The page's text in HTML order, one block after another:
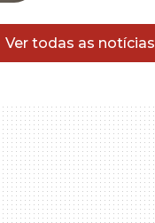
Ver todas as notícias